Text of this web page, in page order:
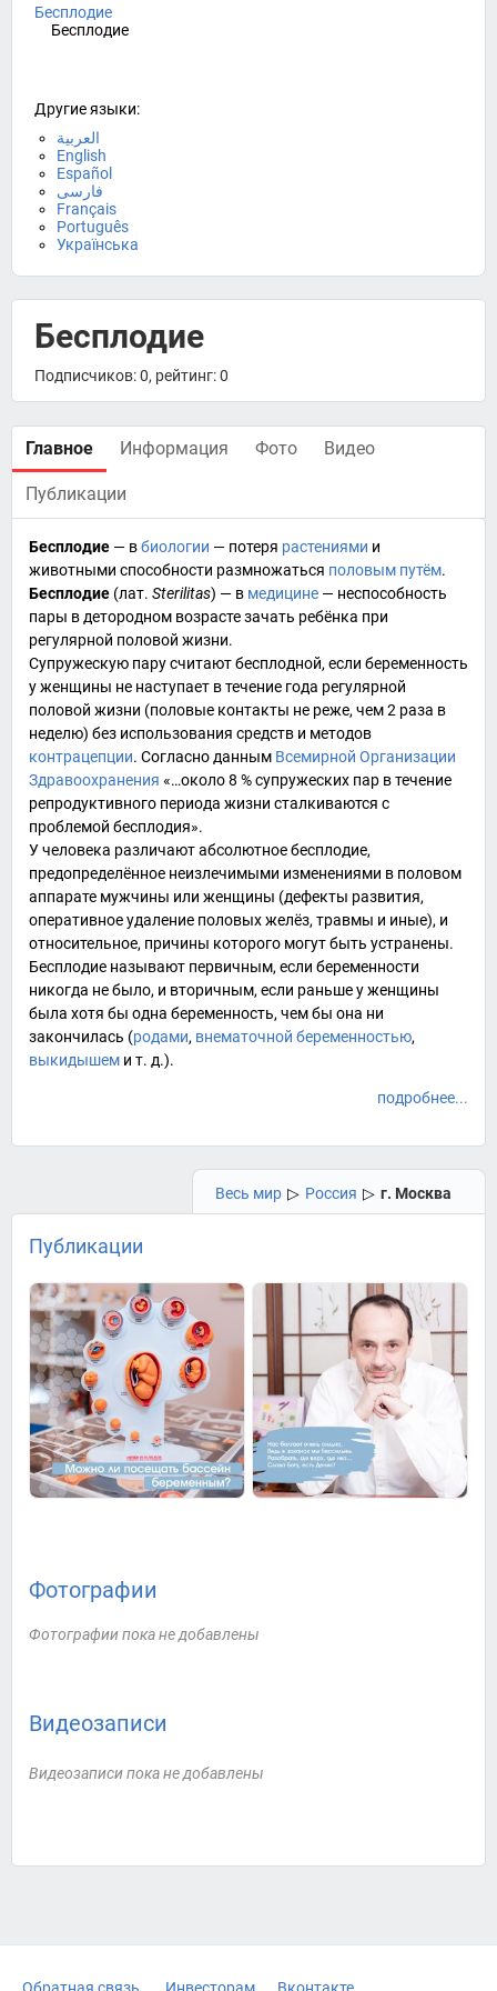
Бесплодие
Бесплодие
Другие языки:
العربية
English
Español
فارسی
Français
Português
Українська
Бесплодие
Подписчиков: 0, рейтинг: 0
Главное Информация Фото Видео
Публикации
Бесплодие — вбиологии — потеря растениями и
животными способности размножаться половым путём.
Бесплодие (лат. Sterilitas) — в медицине — неспособность
пары в детородном возрасте зачать ребёнка при
регулярной половой жизни.
Супружескую пару считают бесплодной, если беременность
у женщины не наступает в течение года регулярной
половой жизни (половые контакты не реже, чем 2 раза в
неделю) без использования средств и методов
контрацепции. Согласно данным Всемирной Организации
Здравоохранения «…около 8 % супружеских пар в течение
репродуктивного периода жизни сталкиваются с
проблемой бесплодия».
Учеловека различают абсолютное бесплодие,
предопределённое неизлечимыми изменениями в половом
аппарате мужчины или женщины (дефекты развития,
оперативное удаление половых желёз, травмы и иные), и
относительное, причины которого могут быть устранены.
Бесплодие называют первичным, если беременности
никогда не было, и вторичным, если раньше у женщины
была хотя бы одна беременность, чем бы она ни
закончилась (родами, внематочной беременностью,
выкидышем и т. д.).
подробнее...
Весь мир ▷ Россия ▷ г. Москва
Публикации
Фотографии
Фотографии пока не добавлены
Видеозаписи
Видеозаписи пока не добавлены
Обратная связь Инвесторам Вконтакте